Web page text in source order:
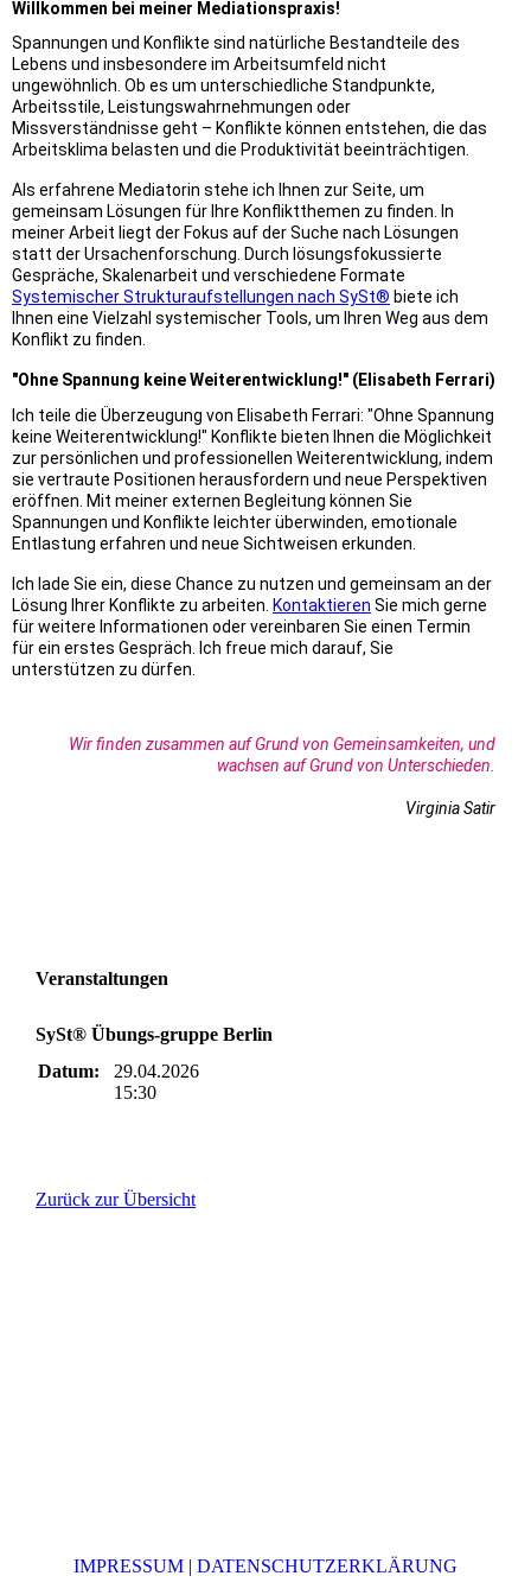
Willkommen bei meiner Mediationspraxis!
Spannungen und Konflikte sind natürliche Bestandteile des
Lebens und insbesondere im Arbeitsumfeld nicht
ungewöhnlich. Ob es um unterschiedliche Standpunkte,
Arbeitsstile, Leistungswahrnehmungen oder
Missverständnisse geht – Konflikte können entstehen, die das
Arbeitsklima belasten und die Produktivität beeinträchtigen.
Als erfahrene Mediatorin stehe ich Ihnen zur Seite, um
gemeinsam Lösungen für Ihre Konfliktthemen zu finden. In
meiner Arbeit liegt der Fokus auf der Suche nach Lösungen
statt der Ursachenforschung. Durch lösungsfokussierte
Gespräche, Skalenarbeit und verschiedene Formate
Systemischer Strukturaufstellungen nach SySt® biete ich
Ihnen eine Vielzahl systemischer Tools, um Ihren Weg aus dem
Konflikt zu finden.
"Ohne Spannung keine Weiterentwicklung!" (Elisabeth Ferrari)
Ich teile die Überzeugung von Elisabeth Ferrari: "Ohne Spannung
keine Weiterentwicklung!" Konflikte bieten Ihnen die Möglichkeit
zur persönlichen und professionellen Weiterentwicklung, indem
sie vertraute Positionen herausfordern und neue Perspektiven
eröffnen. Mit meiner externen Begleitung können Sie
Spannungen und Konflikte leichter überwinden, emotionale
Entlastung erfahren und neue Sichtweisen erkunden.
Ich lade Sie ein, diese Chance zu nutzen und gemeinsam an der
Lösung Ihrer Konflikte zu arbeiten. Kontaktieren Sie mich gerne
für weitere Informationen oder vereinbaren Sie einen Termin
für ein erstes Gespräch. Ich freue mich darauf, Sie
unterstützen zu dürfen.
Wir finden zusammen auf Grund von Gemeinsamkeiten, und
wachsen auf Grund von Unterschieden.
Virginia Satir
Veranstaltungen
SySt® Übungs-gruppe Berlin
Datum:
29.04.2026
15:30
Zurück zur Übersicht
IMPRESSUM | DATENSCHUTZERKLÄRUNG